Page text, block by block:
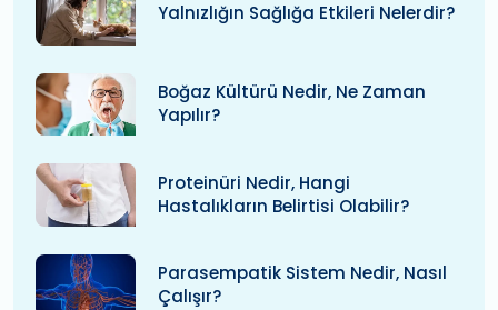
Yalnızlığın Sağlığa Etkileri Nelerdir?
Boğaz Kültürü Nedir, Ne Zaman
Yapılır?
Proteinüri Nedir, Hangi
Hastalıkların Belirtisi Olabilir?
Parasempatik Sistem Nedir, Nasıl
Çalışır?